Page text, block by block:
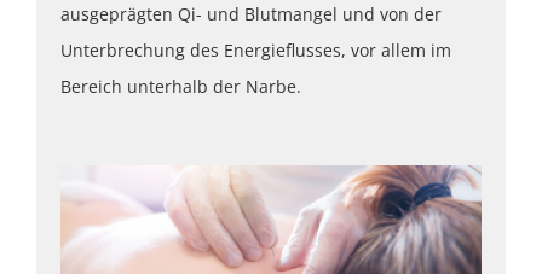
ausgeprägten Qi- und Blutmangel und von der
Unterbrechung des Energieflusses, vor allem im
Bereich unterhalb der Narbe.